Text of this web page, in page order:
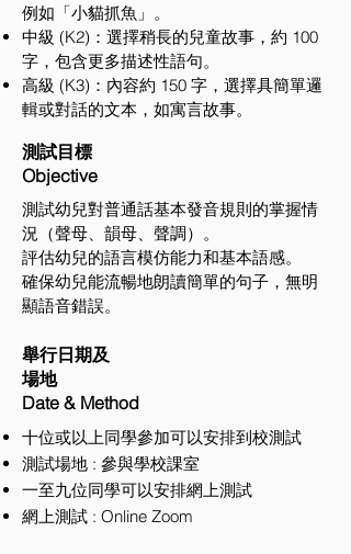
例如「小貓抓魚」。
中級 (K2)：選擇稍長的兒童故事，約 100
字，包含更多描述性語句。
高級 (K3)：內容約 150 字，選擇具簡單邏
輯或對話的文本，如寓言故事。
測試目標
Objective
測試幼兒對普通話基本發音規則的掌握情
況（聲母、韻母、聲調）。
評估幼兒的語言模仿能力和基本語感。
確保幼兒能流暢地朗讀簡單的句子，無明
顯語音錯誤。
舉行日期及
場地
Date & Method
十位或以上同學參加可以安排到校測試
測試場地 : 參與學校課室
一至九位同學可以安排網上測試
網上測試 : Online Zoom